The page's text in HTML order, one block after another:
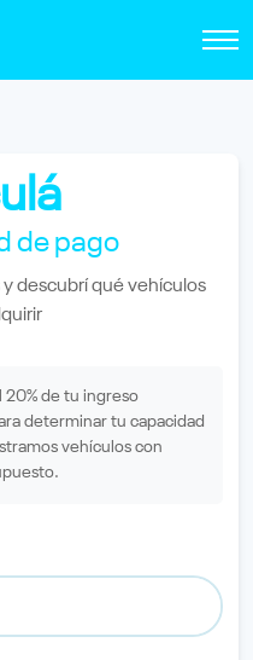
de pago
descubrí qué vehículos
de tu ingreso
determinar tu capacidad
vehículos con